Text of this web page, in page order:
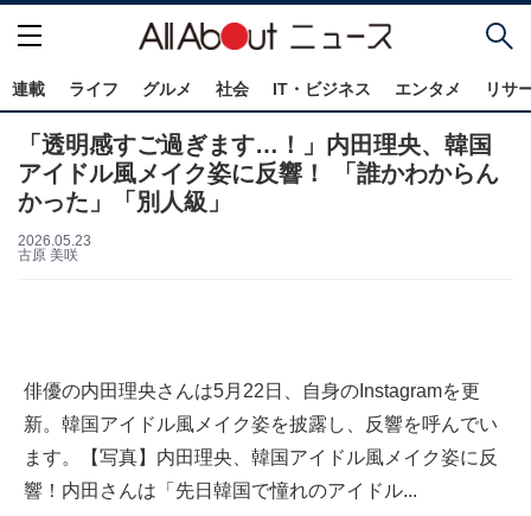
連載 ライフ グルメ 社会 IT・ビジネス エンタメ リサ
「透明感すご過ぎます…！」内田理央、韓国
アイドル風メイク姿に反響！ 「誰かわからん
かった」「別人級」
2026.05.23
古原 美咲
俳優の内田理央さんは5月22日、自身のInstagramを更
新。韓国アイドル風メイク姿を披露し、反響を呼んでい
ます。【写真】内田理央、韓国アイドル風メイク姿に反
響！内田さんは「先日韓国で憧れのアイドル...